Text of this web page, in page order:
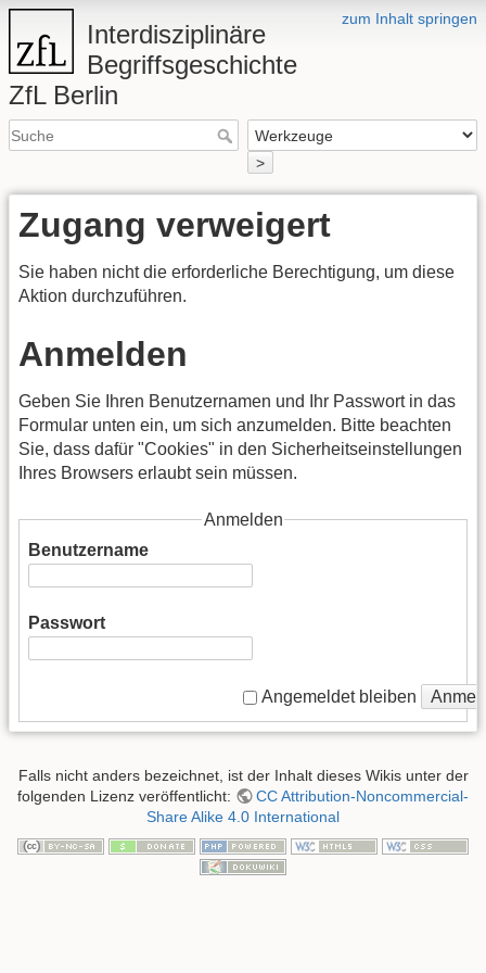
zum Inhalt springen
Interdisziplinäre
Begriffsgeschichte
ZfL Berlin
>
Zugang verweigert
Sie haben nicht die erforderliche Berechtigung, um diese
Aktion durchzuführen.
Anmelden
Geben Sie Ihren Benutzernamen und Ihr Passwort in das
Formular unten ein, um sich anzumelden. Bitte beachten
Sie, dass dafür "Cookies" in den Sicherheitseinstellungen
Ihres Browsers erlaubt sein müssen.
Anmelden
Benutzername
Passwort
Angemeldet bleiben
Falls nicht anders bezeichnet, ist der Inhalt dieses Wikis unter der
folgenden Lizenz veröffentlicht:
CC Attribution-Noncommercial-
Share Alike 4.0 International